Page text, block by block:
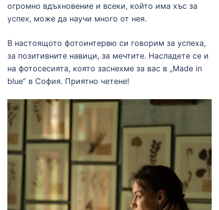
огромно вдъхновение и всеки, който има хъс за
успех, може да научи много от нея.
В настоящото фотоинтервю си говорим за успеха,
за позитивните навици, за мечтите. Насладете се и
на фотосесията, която заснехме за вас в „Made in
blue” в София. Приятно четене!